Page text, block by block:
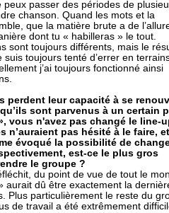
peux passer des périodes de
chanson. Quand les mots et la
que la matière brute a de
dont tu « habilleras » le tout.
sont toujours différents, mais le
toujours tenté d’errer en
j’ai toujours fonctionné ainsi
perdent leur capacité à se
sont parvenus à un certain
vous n'avez pas changé le line-
n’auraient pas hésité à le faire,
évoqué la possibilité de
est-ce le plus gros
le groupe ?
du point de vue de tout le
aurait dû être exactement la
Plus particulièrement le reste du
de travail a été extrêmement